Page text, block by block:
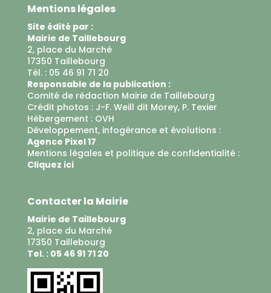
Mentions légales
Site édité par :
Mairie de Taillebourg
2, place du Marché
17350 Taillebourg
Tél. : 05 46 91 71 20
Responsable de la publication :
Comité de rédaction Mairie de Taillebourg
Crédit photos : J-F. Weill dit Morey, P. Texier
Hébergement : OVH
Développement, infogérance et évolutions :
Agence Pixel 17
Mentions légales et politique de confidentialité :
Cliquez ici
Contacter la Mairie
Mairie de Taillebourg
2, place du Marché
17350 Taillebourg
Tel. : 05 46 91 71 20